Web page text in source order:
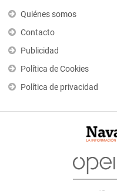
Quiénes somos
Contacto
Publicidad
Política de Cookies
Política de privacidad